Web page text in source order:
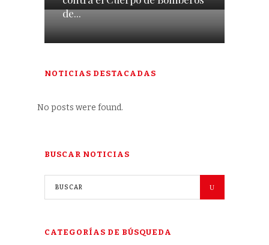
de...
NOTICIAS DESTACADAS
No posts were found.
BUSCAR NOTICIAS
CATEGORÍAS DE BÚSQUEDA